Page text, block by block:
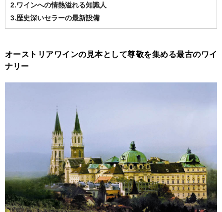
2.ワインへの情熱溢れる知識人
3.歴史深いセラーの最新設備
オーストリアワインの見本として尊敬を集める最古のワイ
ナリー